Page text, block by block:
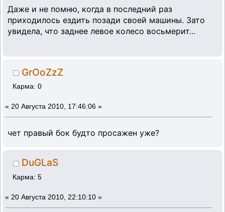
Даже и не помню, когда в последний раз
приходилось ездить позади своей машины. Зато
увидела, что заднее левое колесо восьмерит...
GrOoZzZ
Карма: 0
« 20 Августа 2010, 17:46:06 »
чет правый бок будто просажен уже?
DuGLaS
Карма: 5
« 20 Августа 2010, 22:10:10 »